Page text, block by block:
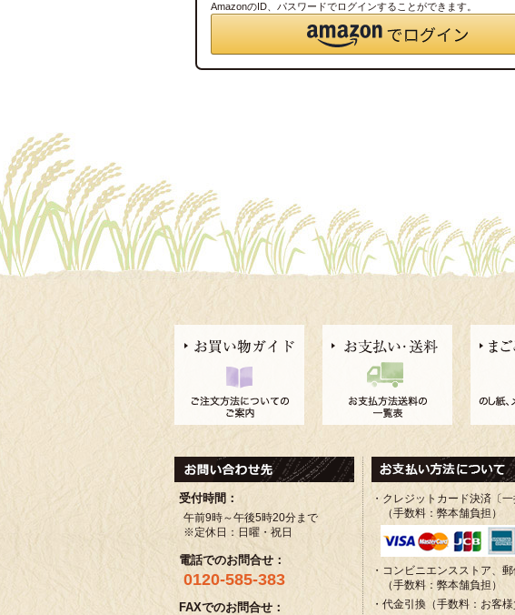
AmazonのID、パスワードでログインすることができます。
受付時間：
午前9時～午後5時20分まで
※定休日：日曜・祝日
電話でのお問合せ：
0120-585-383
FAXでのお問合せ：
・クレジットカード決済〔一
（手数料：弊本舗負担）
・コンビニエンスストア、
（手数料：弊本舗負担）
・代金引換（手数料：お客様